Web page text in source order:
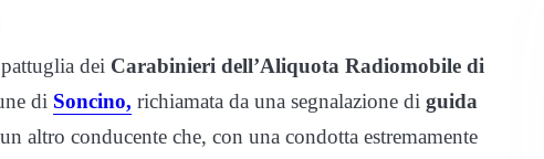
dei Carabinieri dell’Aliquota Radiomobile di
di Soncino, richiamata da una segnalazione di guida
altro conducente che, con una condotta estremamente